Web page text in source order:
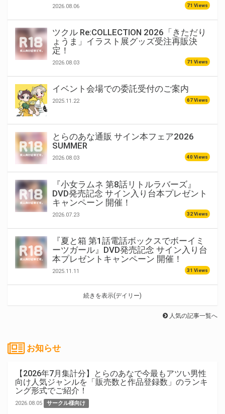
2026.08.06 71 Views
ツクル Re:COLLECTION 2026「きただり
ょうま」イラスト展グッズ受注再販決
定！
2026.08.03 71 Views
イベント会場での委託受付のご案内
2025.11.22 67 Views
とらのあな通販 サイン本フェア2026
SUMMER
2026.08.03 40 Views
『小女ラムネ 第8話リトルラバーズ』
DVD発売記念 サイン入り台本プレゼント
キャンペーン 開催！
2026.07.23 32 Views
『夏と箱 第1話電話ボックスでボーイミ
ーツガール』DVD発売記念 サイン入り台
本プレゼントキャンペーン 開催！
2025.11.11 31 Views
続きを表示(デイリー)
人気の記事一覧へ
お知らせ
【2026年7月集計分】とらのあなで今最もアツい男性
向け人気ジャンルを「販売数と作品登録数」のランキ
ング形式でご紹介！
2026.08.05 サークル様向け